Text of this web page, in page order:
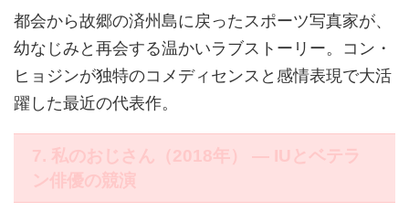
都会から故郷の済州島に戻ったスポーツ写真家が、
幼なじみと再会する温かいラブストーリー。コン・
ヒョジンが独特のコメディセンスと感情表現で大活
躍した最近の代表作。
7. 私のおじさん（2018年） ― IUとベテラ
ン俳優の競演